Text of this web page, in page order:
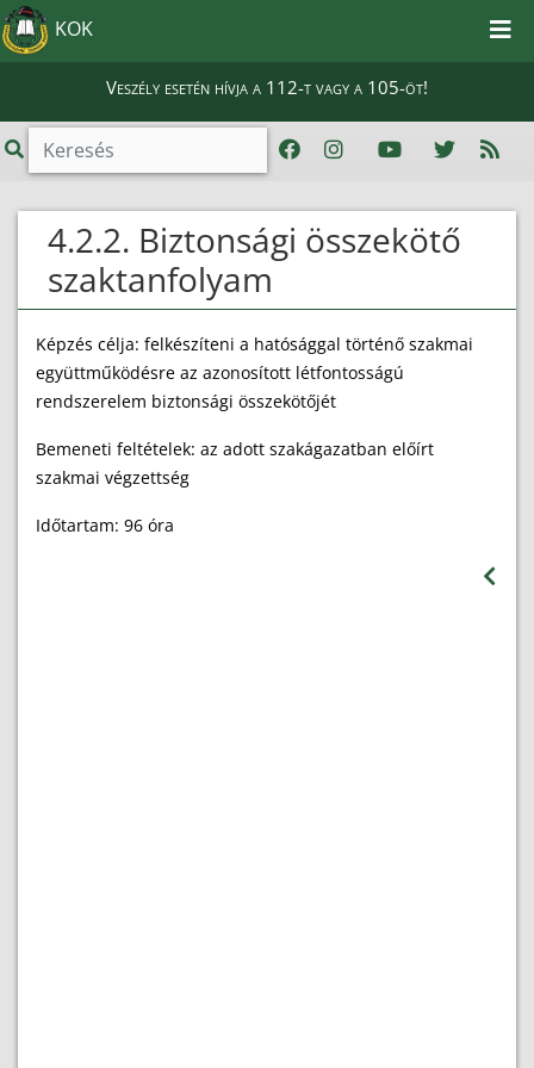
KOK
Veszély esetén hívja a 112-t vagy a 105-öt!
4.2.2. Biztonsági összekötő
szaktanfolyam
Képzés célja: felkészíteni a hatósággal történő szakmai
együttműködésre az azonosított létfontosságú
rendszerelem biztonsági összekötőjét
Bemeneti feltételek: az adott szakágazatban előírt
szakmai végzettség
Időtartam: 96 óra